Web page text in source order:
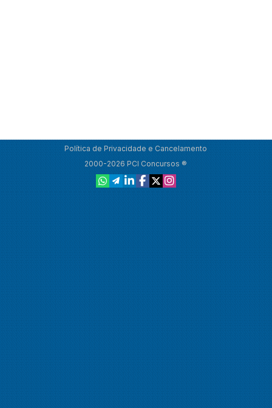
Política de Privacidade e Cancelamento
2000-2026 PCI Concursos ®